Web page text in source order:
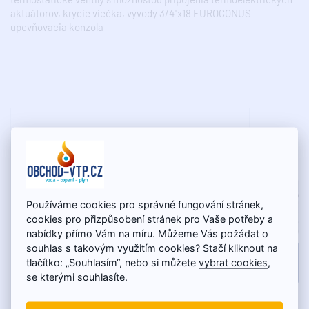
aktuátorov, krycie viečka, vývody 3/4"x18 EUROCONUS
upevňovacia konzola
Používáme cookies pro správné fungování stránek,
cookies pro přizpůsobení stránek pro Vaše potřeby a
nabídky přímo Vám na míru. Můžeme Vás požádat o
souhlas s takovým využitím cookies? Stačí kliknout na
tlačítko: „Souhlasím“, nebo si můžetevybrat cookies,
se kterými souhlasíte.